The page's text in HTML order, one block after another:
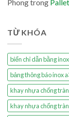
Phongtrong
TỪ KHÓA
biển chỉ dẫn bằng inox
bảng thông báo inox
khay nhựa chống
khay nhựa chống